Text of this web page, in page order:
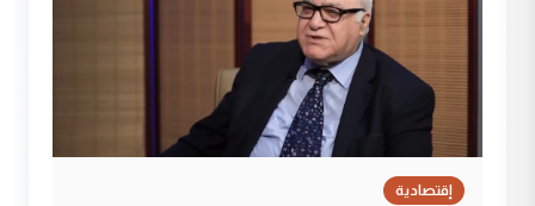
إقتصادية